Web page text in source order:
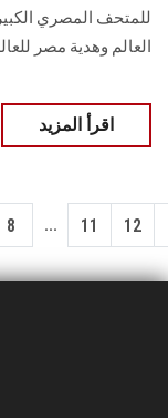
للمتحف المصري
العالم وهدية مصر
اقرأ المزيد
8 ... 11 12